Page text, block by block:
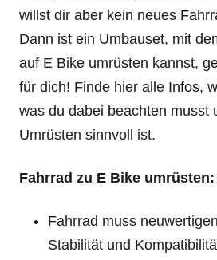
willst dir aber kein neues
Dann ist ein Umbauset, mit
auf E Bike umrüsten kannst,
für dich! Finde hier alle Infos,
was du dabei beachten musst
Umrüsten sinnvoll ist.
Fahrrad zu E Bike umrüsten:
Fahrrad muss
Stabilität und